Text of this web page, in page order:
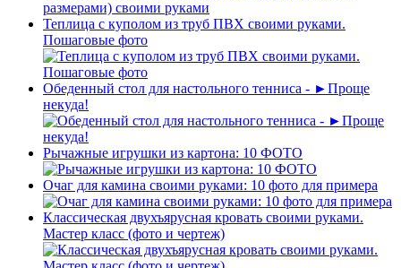
Теплица с куполом из труб ПВХ своими руками.
Пошаговые фото
Обеденный стол для настольного тенниса - ►Проще
некуда!
Рычажные игрушки из картона: 10 ФОТО
Очаг для камина своими руками: 10 фото для примера
Классическая двухъярусная кровать своими руками.
Мастер класс (фото и чертеж)